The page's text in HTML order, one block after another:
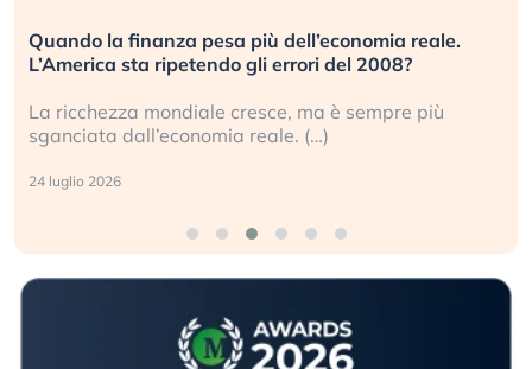
Quando la finanza pesa più dell’economia reale.
L’America sta ripetendo gli errori del 2008?
La ricchezza mondiale cresce, ma è sempre più
sganciata dall’economia reale. (…)
24 luglio 2026